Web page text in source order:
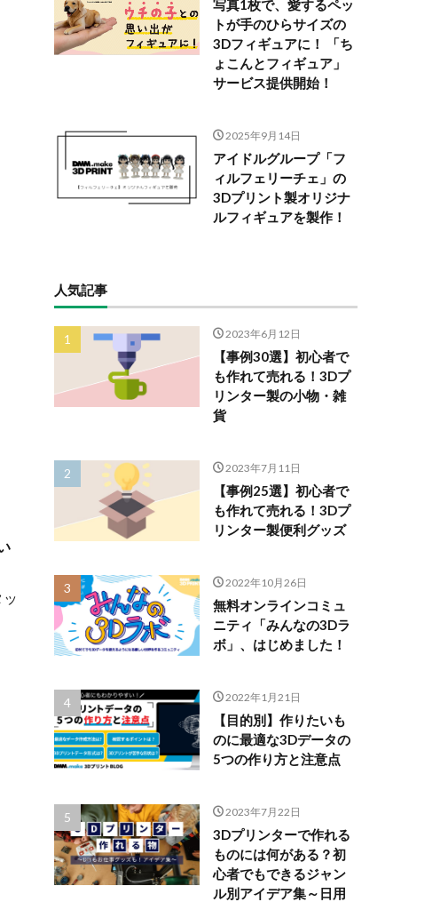
写真1枚で、愛するペッ
トが手のひらサイズの
3Dフィギュアに！ 「ち
ょこんとフィギュア」
サービス提供開始！
2025年9月14日
アイドルグループ「フ
ィルフェリーチェ」の
3Dプリント製オリジナ
ルフィギュアを製作！
人気記事
2023年6月12日
【事例30選】初心者で
も作れて売れる！3Dプ
リンター製の小物・雑
貨
2023年7月11日
【事例25選】初心者で
も作れて売れる！3Dプ
リンター製便利グッズ
2022年10月26日
無料オンラインコミュ
ニティ「みんなの3Dラ
ボ」、はじめました！
2022年1月21日
【目的別】作りたいも
のに最適な3Dデータの
5つの作り方と注意点
2023年7月22日
3Dプリンターで作れる
ものには何がある？初
心者でもできるジャン
ル別アイデア集～日用